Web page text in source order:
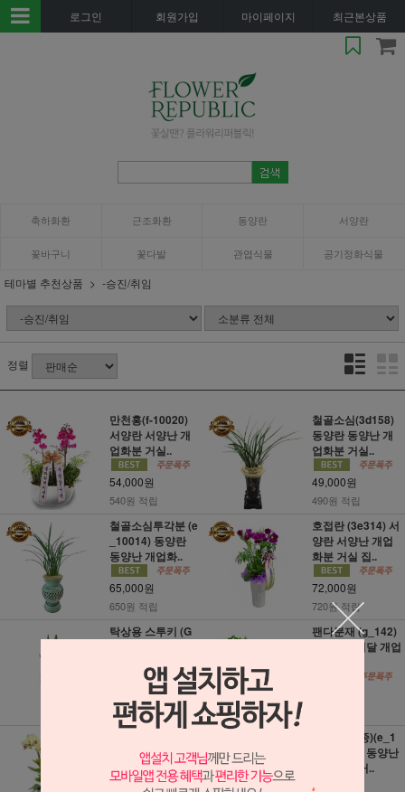
로그인 회원가입 마이페이지 최근본상품
축하화환 근조화환 동양란 서양란
꽃바구니 꽃다발 관엽식물 공기정화식물
테마별 추천상품 -승진/취임
정렬
만천홍(f-10020)
서양란 서양난 개
업화분 거실..
54,000원
540원 적립
철골소심(3d158)
동양란 동양난 개
업화분 거실..
49,000원
490원 적립
철골소심투각분 (e
_10014) 동양란
동양난 개업화..
65,000원
650원 적립
호접란 (3e314) 서
양란 서양난 개업
화분 거실 집..
72,000원
720원 적립
탁상용 스투키 (G
45,000원
450원 적립
팬다분재 (g_142)
축하화분배달 개업
0) 서양란 서양난
개업화분 거..
79,000원
백운(교배종)(e_1
15) 동양란 동양난
개업화분 거..